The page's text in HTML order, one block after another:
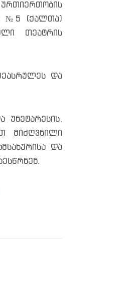
№5 (ქალთა)
თეატრის
და
უნეტარესის,
მიძღვნილი
და